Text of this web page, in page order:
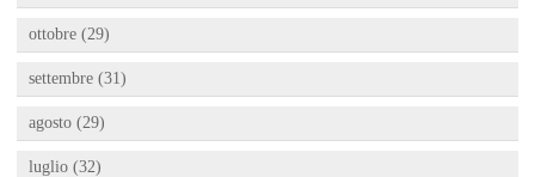
ottobre (29)
settembre (31)
agosto (29)
luglio (32)